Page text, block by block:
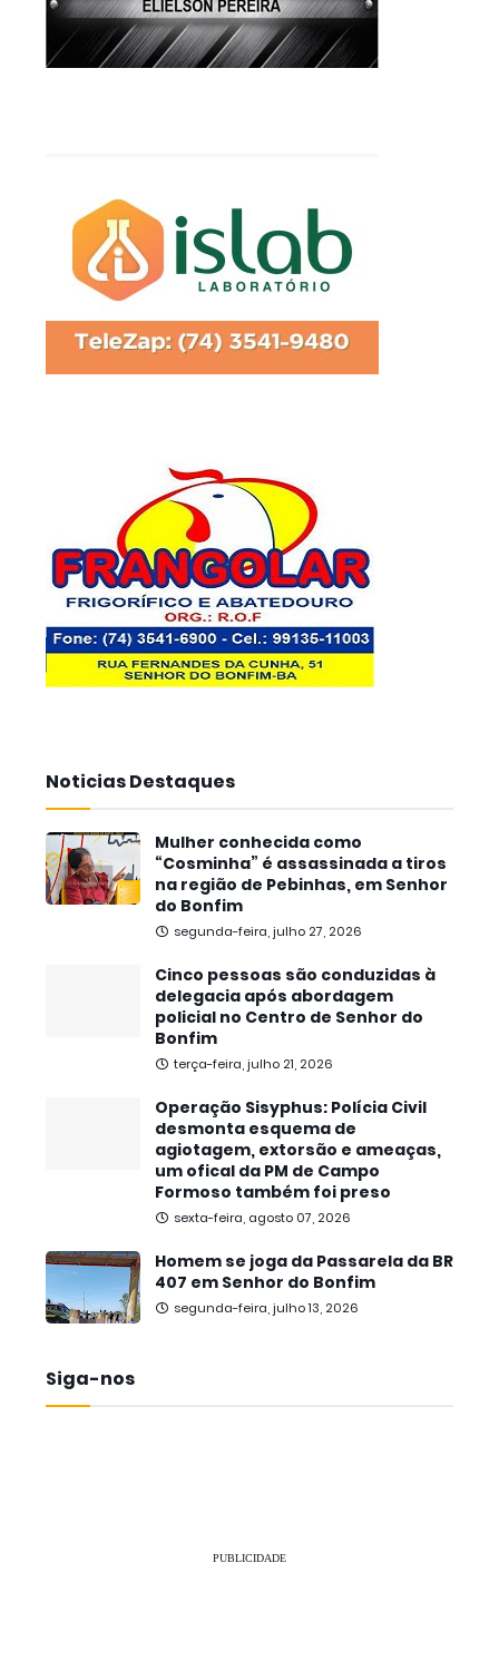
Noticias Destaques
Mulher conhecida como
“Cosminha” é assassinada a tiros
na região de Pebinhas, em Senhor
do Bonfim
segunda-feira, julho 27, 2026
Cinco pessoas são conduzidas à
delegacia após abordagem
policial no Centro de Senhor do
Bonfim
terça-feira, julho 21, 2026
Operação Sisyphus: Polícia Civil
desmonta esquema de
agiotagem, extorsão e ameaças,
um ofical da PM de Campo
Formoso também foi preso
sexta-feira, agosto 07, 2026
Homem se joga da Passarela da BR
407 em Senhor do Bonfim
segunda-feira, julho 13, 2026
Siga-nos
PUBLICIDADE